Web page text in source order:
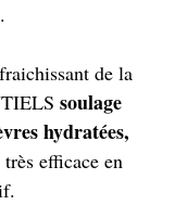
de la
soulage
hydratées,
efficace en